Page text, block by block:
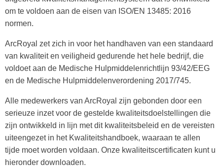
om te voldoen aan de eisen van ISO/EN 13485: 2016
normen.
ArcRoyal zet zich in voor het handhaven van een standaard
van kwaliteit en veiligheid gedurende het hele bedrijf, die
voldoet aan de Medische Hulpmiddelenrichtlijn 93/42/EEG
en de Medische Hulpmiddelenverordening 2017/745.
Alle medewerkers van ArcRoyal zijn gebonden door een
serieuze inzet voor de gestelde kwaliteitsdoelstellingen die
zijn ontwikkeld in lijn met dit kwaliteitsbeleid en de vereisten
uiteengezet in het Kwaliteitshandboek, waaraan te allen
tijde moet worden voldaan. Onze kwaliteitscertificaten kunt u
hieronder downloaden.